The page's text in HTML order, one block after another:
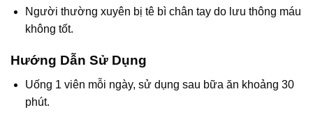
Người thường xuyên bị tê bì chân tay do lưu thông máu
không tốt.
Hướng Dẫn Sử Dụng
Uống 1 viên mỗi ngày, sử dụng sau bữa ăn khoảng 30
phút.